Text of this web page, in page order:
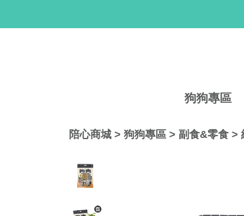
狗狗專區
陪心商城 > 狗狗專區 > 副食&零食 >